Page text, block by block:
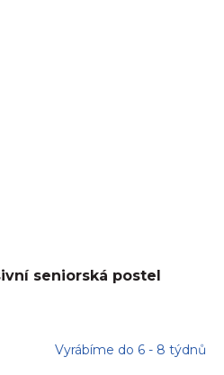
seniorská postel
Vyrábíme do 6 - 8 týdnů